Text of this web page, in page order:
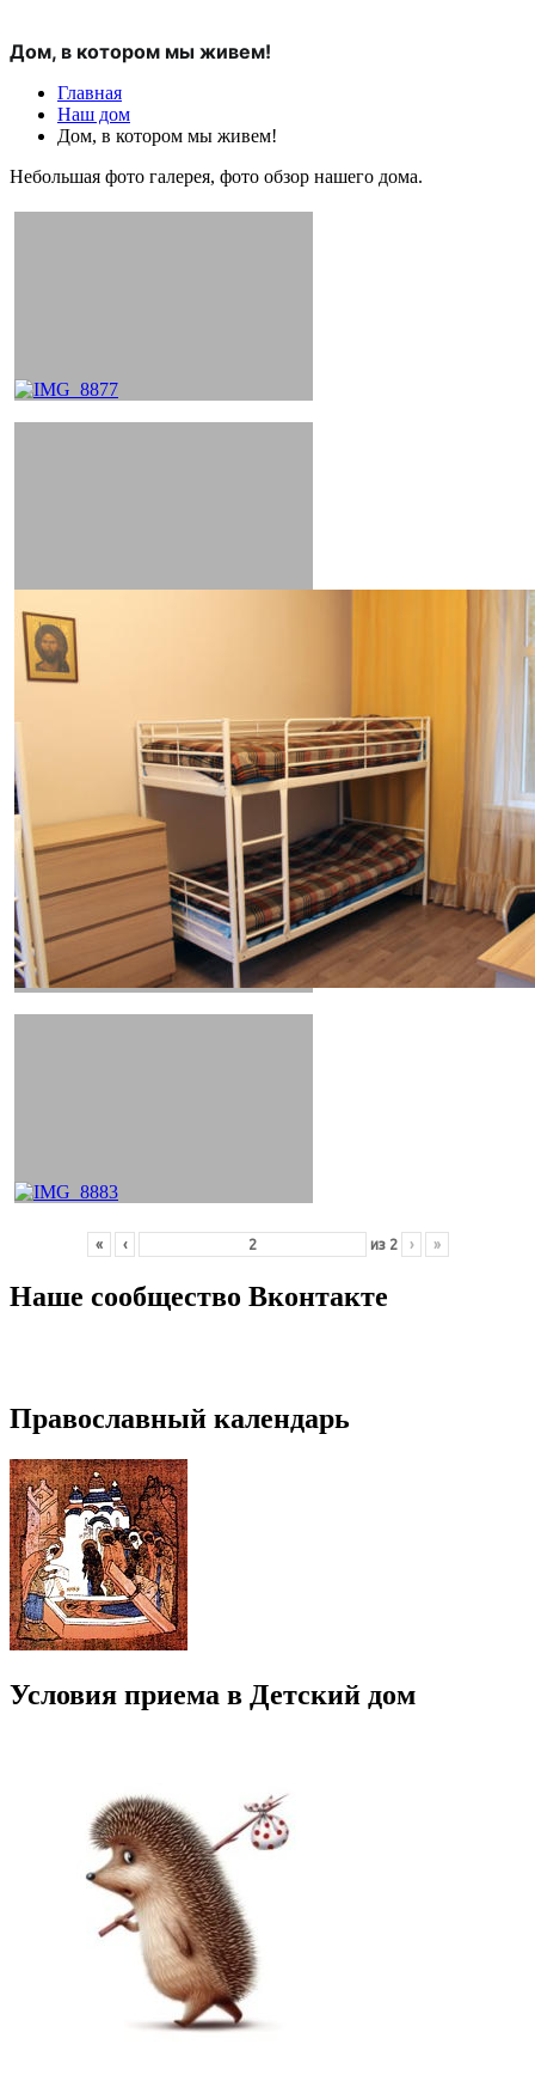
Дом, в котором мы живем!
Главная
Наш дом
Дом, в котором мы живем!
Небольшая фото галерея, фото обзор нашего дома.
« ‹ из 2 › »
Наше сообщество Вконтакте
Православный календарь
Условия приема в Детский дом